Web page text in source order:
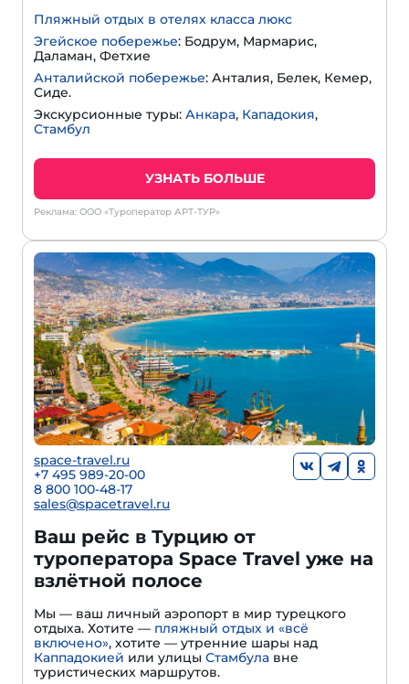
Пляжный отдых в отелях класса люкс
Эгейское побережье: Бодрум, Мармарис,
Даламан, Фетхие
Анталийской побережье: Анталия, Белек, Кемер,
Сиде.
Экскурсионные туры: Анкара, Кападокия,
Стамбул
УЗНАТЬ БОЛЬШЕ
Реклама: ООО «Туроператор АРТ-ТУР»
space-travel.ru
+7 495 989-20-00
8 800 100-48-17
sales@spacetravel.ru
Ваш рейс в Турцию от
туроператора Space Travel уже на
взлётной полосе
Мы — ваш личный аэропорт в мир турецкого
отдыха. Хотите — пляжный отдых и «всё
включено», хотите — утренние шары над
Каппадокией или улицы Стамбула вне
туристических маршрутов.